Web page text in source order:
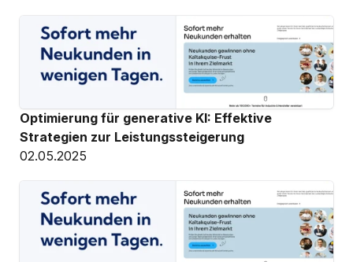
Optimierung für generative KI: Effektive
Strategien zur Leistungssteigerung
02.05.2025